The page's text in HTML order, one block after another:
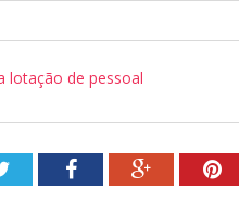
lotação de pessoal
TwitterFacebookGoogle+